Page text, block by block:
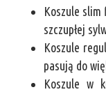
Koszule
szczupłej
Koszule
pasują do
Koszule w